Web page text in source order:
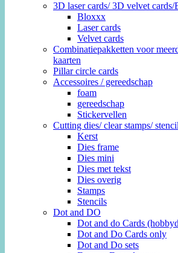
3D laser cards/ 3D velvet
Bloxxx
Laser cards
Velvet cards
Combinatiepakketten voor
kaarten
Pillar circle cards
Accessoires / gereedschap
foam
gereedschap
Stickervellen
Cutting dies/ clear stamps/
Kerst
Dies frame
Dies mini
Dies met tekst
Dies overig
Stamps
Stencils
Dot and DO
Dot and do Cards
Dot and Do Cards only
Dot and Do sets